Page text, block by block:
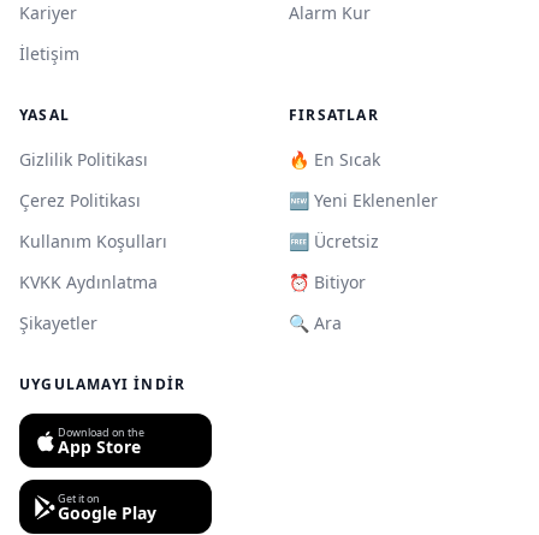
Kariyer
İletişim
Alarm Kur
YASAL
Gizlilik Politikası
Çerez Politikası
Kullanım Koşulları
KVKK Aydınlatma
Şikayetler
FIRSATLAR
🔥 En Sıcak
🆕 Yeni Eklenenler
🆓 Ücretsiz
⏰ Bitiyor
🔍 Ara
UYGULAMAYI İNDIR
Download on the
App Store
Get it on
Google Play